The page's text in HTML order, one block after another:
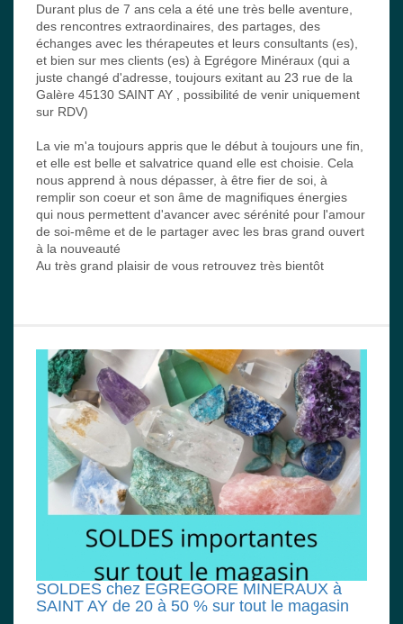
Durant plus de 7 ans cela a été une très belle aventure,
des rencontres extraordinaires, des partages, des
échanges avec les thérapeutes et leurs consultants (es),
et bien sur mes clients (es) à Egrégore Minéraux (qui a
juste changé d'adresse, toujours exitant au 23 rue de la
Galère 45130 SAINT AY , possibilité de venir uniquement
sur RDV)
La vie m'a toujours appris que le début à toujours une fin,
et elle est belle et salvatrice quand elle est choisie. Cela
nous apprend à nous dépasser, à être fier de soi, à
remplir son coeur et son âme de magnifiques énergies
qui nous permettent d'avancer avec sérénité pour l'amour
de soi-même et de le partager avec les bras grand ouvert
à la nouveauté
Au très grand plaisir de vous retrouvez très bientôt
SOLDES chez EGREGORE MINERAUX à
SAINT AY de 20 à 50 % sur tout le magasin